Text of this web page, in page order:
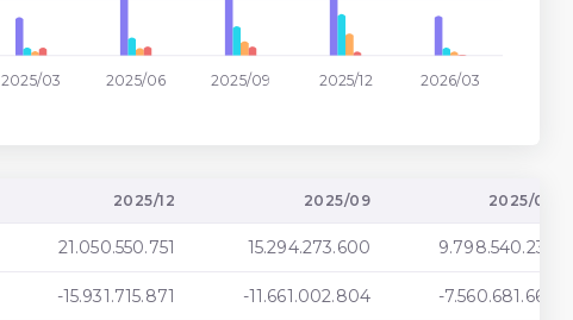
2025/03 2025/06 2025/09 2025/12 2026/03
2025/12 2025/09 2025/06
21.050.550.751 15.294.273.600 9.798.540.236
-15.931.715.871 -11.661.002.804 -7.560.681.667